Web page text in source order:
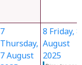
7
Thursday,
7 August
8 Friday, 8
August
2025